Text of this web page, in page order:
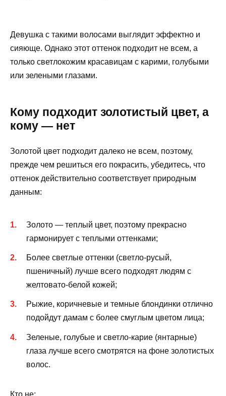
Девушка с такими волосами выглядит эффектно и
сияюще. Однако этот оттенок подходит не всем, а
только светлокожим красавицам с карими, голубыми
или зелеными глазами.
Кому подходит золотистый цвет, а
кому — нет
Золотой цвет подходит далеко не всем, поэтому,
прежде чем решиться его покрасить, убедитесь, что
оттенок действительно соответствует природным
данным:
Золото — теплый цвет, поэтому прекрасно
гармонирует с теплыми оттенками;
Более светлые оттенки (светло-русый,
пшеничный) лучше всего подходят людям с
желтовато-белой кожей;
Рыжие, коричневые и темные блондинки отлично
подойдут дамам с более смуглым цветом лица;
Зеленые, голубые и светло-карие (янтарные)
глаза лучше всего смотрятся на фоне золотистых
волос.
Кто не: